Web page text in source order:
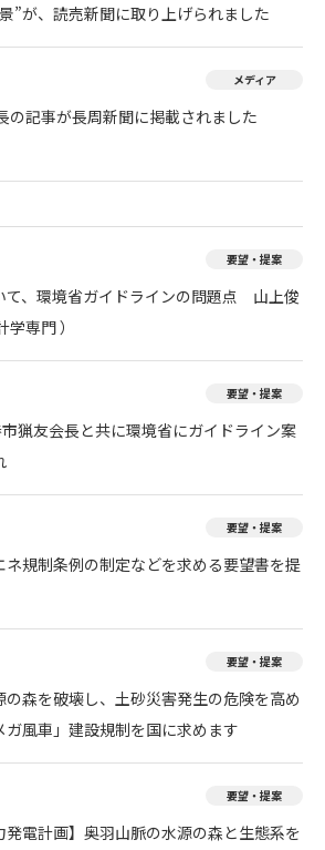
”が、読売新聞に取り上げられました
メディア
の記事が長周新聞に掲載されました
要望・提案
て、環境省ガイドラインの問題点 山上俊
専門 ）
要望・提案
猟友会長と共に環境省にガイドライン案
要望・提案
ネ規制条例の制定などを求める要望書を提
要望・提案
の森を破壊し、土砂災害発生の危険を高め
風車」建設規制を国に求めます
要望・提案
発電計画】奥羽山脈の水源の森と生態系を